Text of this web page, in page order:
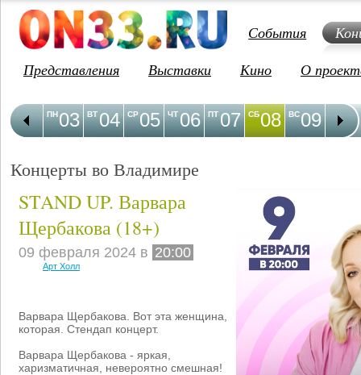
События
Представления
Выставки Кино О
03
ПН 04
ВТ 05
СР 06
ЧТ 07
ПТ 08
СБ 09
ВС 10
ПН
Концерты во Владимире
STAND UP. Варвара
Щербакова (18+)
09 февраля 2024 в 20:00
Арт Холл
Варвара Щербакова. Вот эта женщина,
которая. Стендап концерт.
Варвара Щербакова - яркая,
харизматичная, невероятно смешная!